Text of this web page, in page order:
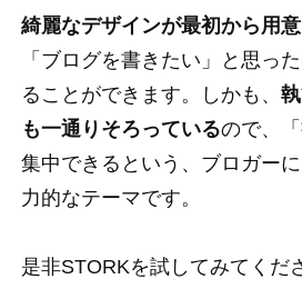
綺麗なデザインが最初から用
「ブログを書きたい」と思っ
ることができます。しかも、
も一通りそろっているので、
集中できるという、ブロガー
力的なテーマです。
是非STORKを試してみてくだ